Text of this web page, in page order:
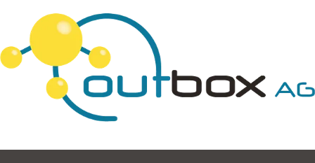
unsere Kommunikationslösungen für Ihren Erfolg
konzipiert.